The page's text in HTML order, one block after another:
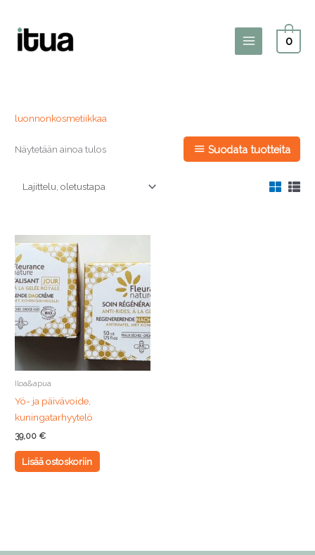
Main
0
luonnonkosmetiikkaa
Näytetään ainoa tulos Suodata tuotteita
Iloa&apua
Yö- ja päivävoide,
kuningatarhyytelö
39,00 €
Lisää ostoskoriin